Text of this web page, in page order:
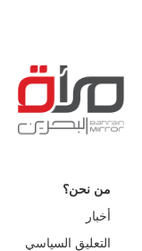
من نحن؟
أخبار
التعليق السياسي